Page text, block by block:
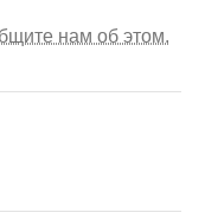
нам об этом.